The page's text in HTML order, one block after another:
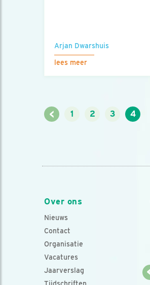
Arjan Dwarshuis
lees meer
< 1 2 3 4
Over ons
Nieuws
Contact
Organisatie
Vacatures
Jaarverslag